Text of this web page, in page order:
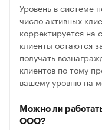
Уровень в системе
число активных
корректируется
клиенты остаются
получать
клиентов по тому
вашему уровню на
Можно ли
ООО?